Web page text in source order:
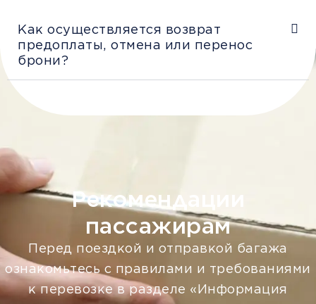
Как осуществляется возврат
предоплаты, отмена или перенос
брони?
Рекомендации
пассажирам
Перед поездкой и отправкой багажа
ознакомьтесь с правилами и требованиями
к перевозке в разделе «Информация